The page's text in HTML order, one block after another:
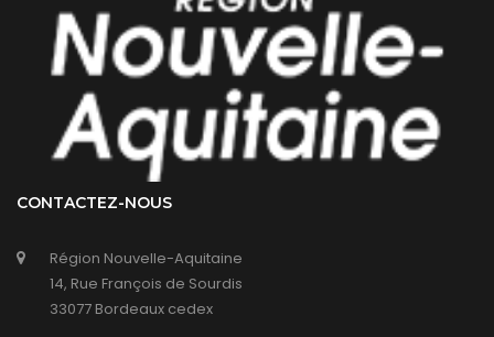
CONTACTEZ-NOUS
Région Nouvelle-Aquitaine
14, Rue François de Sourdis
33077 Bordeaux cedex